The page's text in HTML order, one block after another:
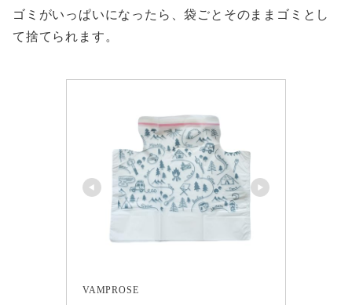
ゴミがいっぱいになったら、袋ごとそのままゴミとし
て捨てられます。
VAMPROSE